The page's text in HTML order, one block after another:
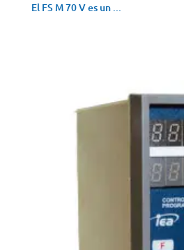
El FS M 70 V es un ...